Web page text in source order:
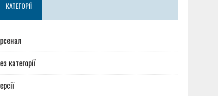
КАТЕГОРІЇ
категорії